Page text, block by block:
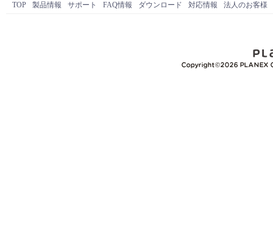
TOP 製品情報 サポート FAQ情報 ダウンロード 対応情報 法人のお客様